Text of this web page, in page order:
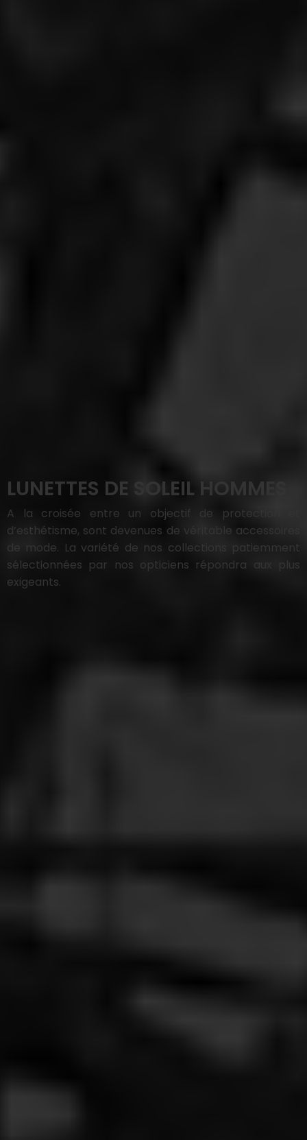
LUNETTES DE SOLEIL HOMMES
A la croisée entre un objectif de protection et
d’esthétisme, sont devenues de véritable accessoires
de mode. La variété de nos collections patiemment
sélectionnées par nos opticiens répondra aux plus
exigeants.